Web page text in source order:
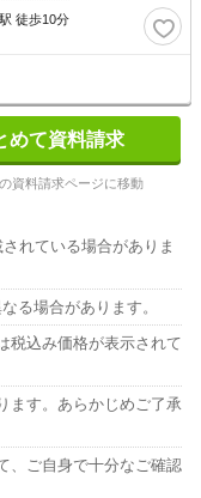
徒歩10分
めて資料請求
資料請求ページに移動
れている場合がありま
る場合があります。
税込み価格が表示されて
ます。あらかじめご了承
、ご自身で十分なご確認